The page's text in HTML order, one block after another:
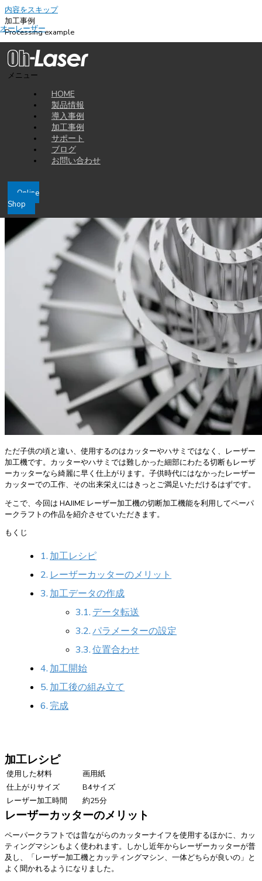
内容をスキップ
オーレーザー
メニュー
HOME
製品情報
導入事例
加工事例
サポート
ブログ
お問い合わせ
Online
Shop
加工事例
Processing example
2014-08-27
HAJIME レーザーカッターでバベルの塔のペーパークラフト
子供の時分に工作などで慣れ親しんだ画用紙。あまりに身近なものだった
にも関わらず、大人になってからは触れる機会がめっきり減ったのではな
いでしょうか。童心に帰り、画用紙を使ってペーパークラフトはいかがで
ただ子供の頃と違い、使用するのはカッターやハサミではなく、レーザー
加工機です。カッターやハサミでは難しかった細部にわたる切断もレーザ
ーカッターなら綺麗に早く仕上がります。子供時代にはなかったレーザー
カッターでの工作、その出来栄えにはきっとご満足いただけるはずです。
そこで、今回は HAJIME レーザー加工機の切断加工機能を利用してペーパ
ークラフトの作品を紹介させていただきます。
もくじ
加工レシピ
レーザーカッターのメリット
加工データの作成
データ転送
パラメーターの設定
位置合わせ
加工開始
加工後の組み立て
完成
加工レシピ
使用した材料
画用紙
仕上がりサイズ
B4サイズ
レーザー加工時間
約25分
レーザーカッターのメリット
ペーパークラフトでは昔ながらのカッターナイフを使用するほかに、カッ
ティングマシンもよく使われます。しかし近年からレーザーカッターが普
及し、「レーザー加工機とカッティングマシン、一体どちらが良いの」と
よく聞かれるようになりました。